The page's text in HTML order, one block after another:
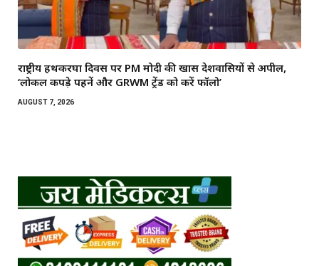
राष्ट्रीय हथकरघा दिवस पर PM मोदी की खास देशवासियों से अपील,
‘लोकल कपड़े पहनें और GRWM ट्रेंड को करें फॉलो’
AUGUST 7, 2026